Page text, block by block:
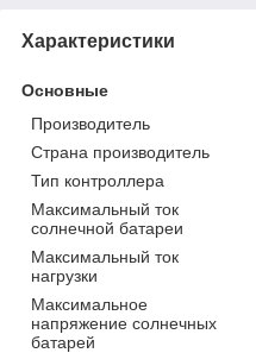
Характеристики
Основные
Производитель
Страна производитель
Тип контроллера
Максимальный ток
солнечной батареи
Максимальный ток
нагрузки
Максимальное
напряжение солнечных
батарей